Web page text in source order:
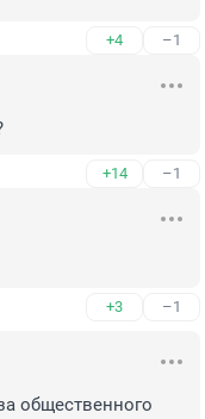
+4 –1
+14 –1
+3 –1
общественного